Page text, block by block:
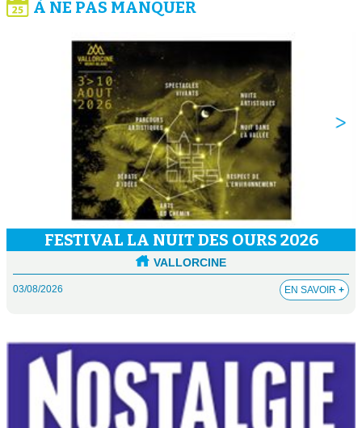
À NE PAS MANQUER
FESTIVAL LA NUIT DES OURS 2026
VALLORCINE
03/08/2026 EN SAVOIR +